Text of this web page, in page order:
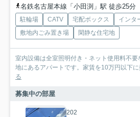
名鉄名古屋本線「小田渕」駅 徒歩25分
駐輪場 CATV 宅配ボックス
インタ
敷地内ごみ置き場
閑静な住宅地
室内設備は全室照明付き・ネット使用料不
地にあるアパートです。家賃を10万円以下
る
募集中の部屋
202